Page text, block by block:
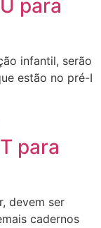
para
infantil, serão
estão no pré-I
para
devem ser
cadernos